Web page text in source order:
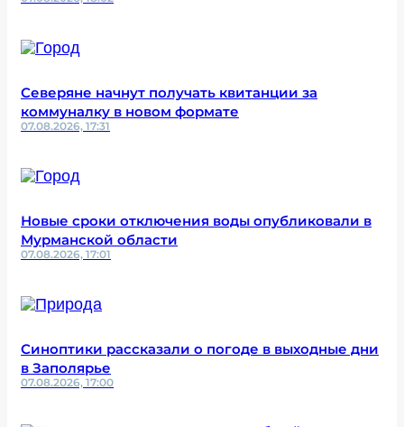
Северяне начнут получать квитанции за
коммуналку в новом формате
07.08.2026, 17:31
Новые сроки отключения воды опубликовали в
Мурманской области
07.08.2026, 17:01
Синоптики рассказали о погоде в выходные дни
в Заполярье
07.08.2026, 17:00